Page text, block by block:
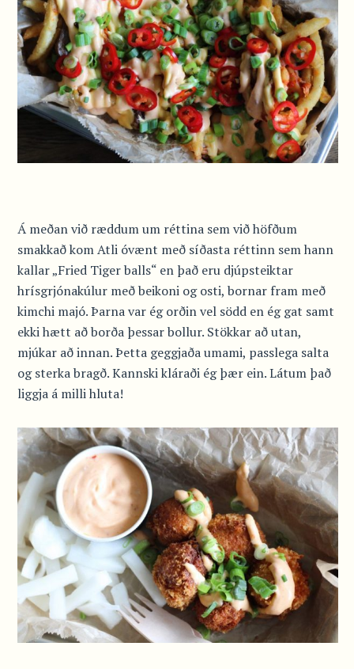
Á meðan við ræddum um réttina sem við höfðum
smakkað kom Atli óvænt með síðasta réttinn sem hann
kallar „Fried Tiger balls“ en það eru djúpsteiktar
hrísgrjónakúlur með beikoni og osti, bornar fram með
kimchi majó. Þarna var ég orðin vel södd en ég gat samt
ekki hætt að borða þessar bollur. Stökkar að utan,
mjúkar að innan. Þetta geggjaða umami, passlega salta
og sterka bragð. Kannski kláraði ég þær ein. Látum það
liggja á milli hluta!